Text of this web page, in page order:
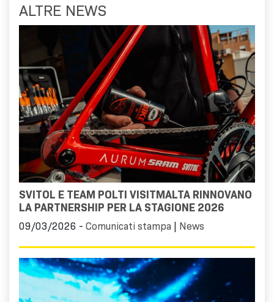
ALTRE NEWS
SVITOL E TEAM POLTI VISITMALTA RINNOVANO
LA PARTNERSHIP PER LA STAGIONE 2026
09/03/2026 - Comunicati stampa News